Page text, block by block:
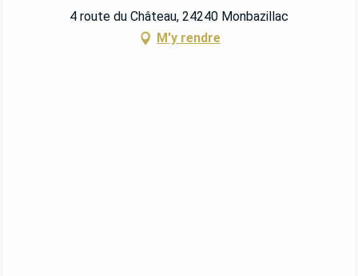
4 route du Château, 24240 Monbazillac
M'y rendre